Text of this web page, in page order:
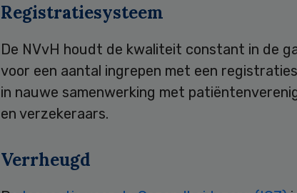
Registratiesysteem
De NVvH houdt de kwaliteit constant in de
voor een aantal ingrepen met een
in nauwe samenwerking met
en verzekeraars.
Verrheugd